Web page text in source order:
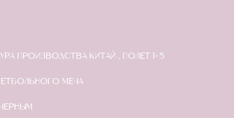
производства Китай , полет 1-5
меча